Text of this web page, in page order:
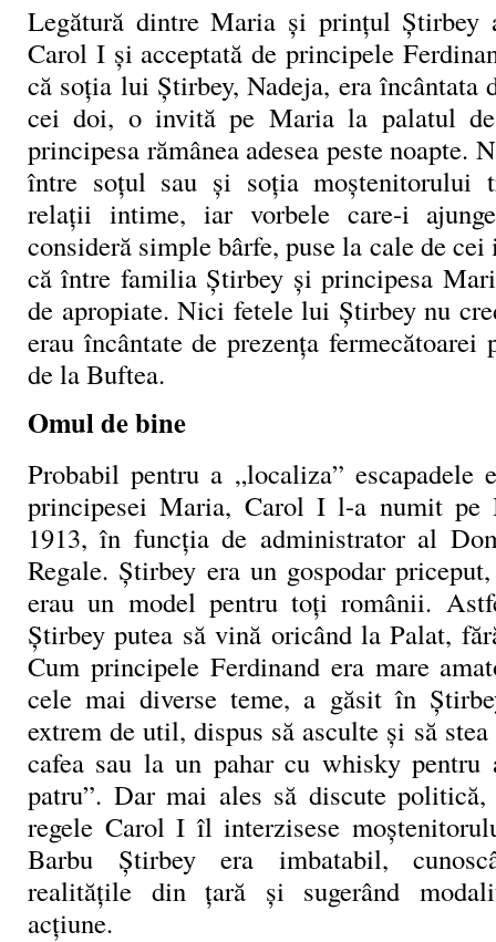
Legătură dintre Maria și prințul Știrbey
Carol I și acceptată de principele
că soția lui Știrbey, Nadeja, era încântata
cei doi, o invită pe Maria la palatul
principesa rămânea adesea peste noapte.
între soțul sau și soția moștenitorului
relații intime, iar vorbele care-i
consideră simple bârfe, puse la cale de
că între familia Știrbey și principesa
de apropiate. Nici fetele lui Știrbey nu
erau încântate de prezența fermecătoarei
de la Buftea.
Omul de bine
Probabil pentru a „localiza” escapadele
principesei Maria, Carol I l-a numit pe
1913, în funcția de administrator al
Regale. Știrbey era un gospodar
erau un model pentru toți românii.
Știrbey putea să vină oricând la Palat,
Cum principele Ferdinand era mare
cele mai diverse teme, a găsit în
extrem de util, dispus să asculte și să
cafea sau la un pahar cu whisky
patru”. Dar mai ales să discute politică,
regele Carol I îl interzisese
Barbu Știrbey era imbatabil,
realitățile din țară și sugerând
acțiune.